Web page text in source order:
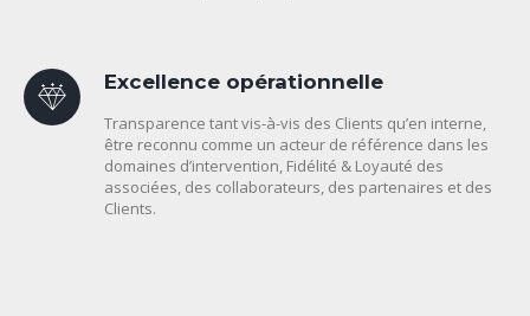
Excellence opérationnelle
Transparence tant vis-à-vis des Clients qu’en interne,
être reconnu comme un acteur de référence dans les
domaines d’intervention, Fidélité & Loyauté des
associées, des collaborateurs, des partenaires et des
Clients.